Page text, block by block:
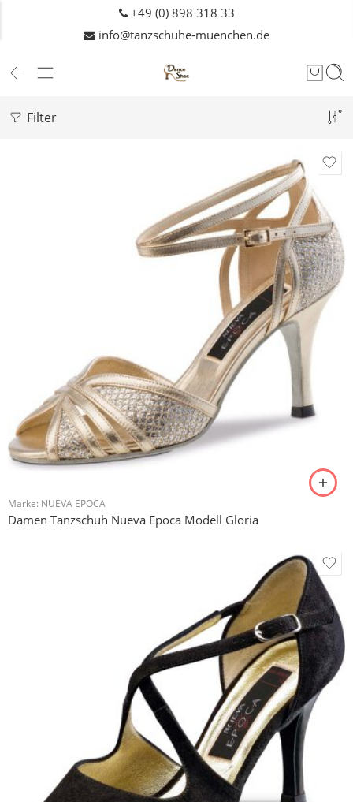
+49 (0) 898 318 33
info@tanzschuhe-muenchen.de
Filter
Marke: NUEVA EPOCA
Damen Tanzschuh Nueva Epoca Modell Gloria